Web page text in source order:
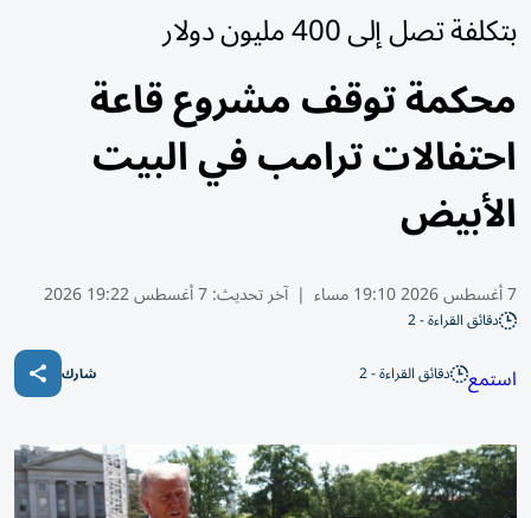
بتكلفة تصل إلى 400 مليون دولار
محكمة توقف مشروع قاعة
احتفالات ترامب في البيت
الأبيض
7 أغسطس 2026 19:10 مساء | آخر تحديث:7 أغسطس 19:22 2026
دقائق القراءة - 2
استمع دقائق القراءة - 2 شارك